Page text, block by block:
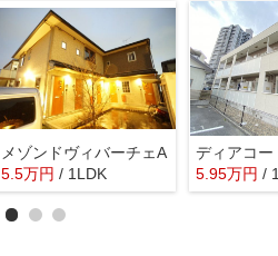
メゾンドヴィバーチェA
5.5万円 / 1LDK
ディアコー
5.95万円 /